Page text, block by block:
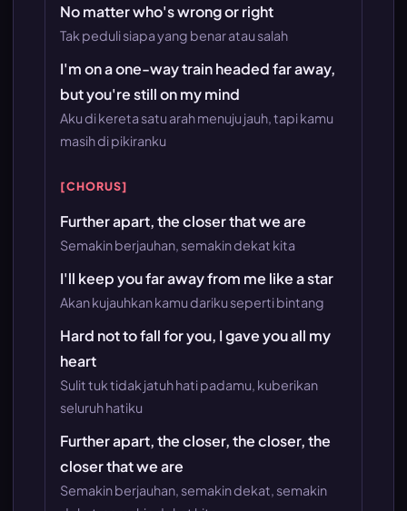
No matter who's wrong or right
Tak peduli siapa yang benar atau salah
I'm on a one-way train headed far away,
but you're still on my mind
Aku di kereta satu arah menuju jauh, tapi kamu
masih di pikiranku
[CHORUS]
Further apart, the closer that we are
Semakin berjauhan, semakin dekat kita
I'll keep you far away from me like a star
Akan kujauhkan kamu dariku seperti bintang
Hard not to fall for you, I gave you all my
heart
Sulit tuk tidak jatuh hati padamu, kuberikan
seluruh hatiku
Further apart, the closer, the closer, the
closer that we are
Semakin berjauhan, semakin dekat, semakin